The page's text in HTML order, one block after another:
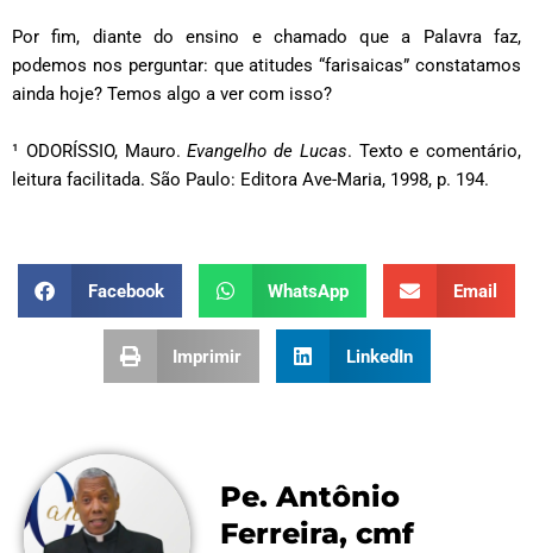
Por fim, diante do ensino e chamado que a Palavra faz,
podemos nos perguntar: que atitudes “farisaicas” constatamos
ainda hoje? Temos algo a ver com isso?
¹ ODORÍSSIO, Mauro.Evangelho de Lucas. Texto e comentário,
leitura facilitada. São Paulo: Editora Ave-Maria, 1998, p. 194.
Facebook WhatsApp Email
Imprimir LinkedIn
Pe. Antônio
Ferreira, cmf